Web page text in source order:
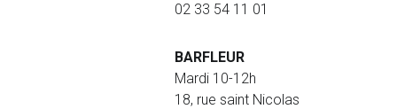
02 33 54 11 01
BARFLEUR
Mardi 10-12h
18, rue saint Nicolas